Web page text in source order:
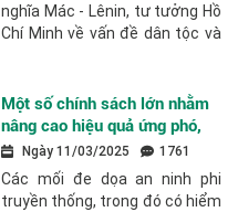
nghĩa Mác - Lênin, tư tưởng Hồ
Chí Minh về vấn đề dân tộc và
Đảng ta luôn coi trọng vấn đề
dân tộc,...
Một số chính sách lớn nhằm
nâng cao hiệu quả ứng phó,
giải quyết các vấn đề an ninh
phi truyền thống, an ninh
mạng ở Việt Nam hiện nay
Ngày 11/03/2025 1761
Các mối đe dọa an ninh phi
truyền thống, trong đó có hiểm